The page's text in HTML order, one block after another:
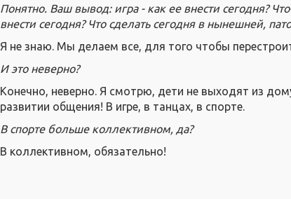
Понятно. Ваш вывод: игра - как ее внести сегодня?
внести сегодня? Что сделать сегодня в нынешней,
Я не знаю. Мы делаем все, для того чтобы
И это неверно?
Конечно, неверно. Я смотрю, дети не выходят из
развитии общения! В игре, в танцах, в спорте.
В спорте больше коллективном, да?
В коллективном, обязательно!